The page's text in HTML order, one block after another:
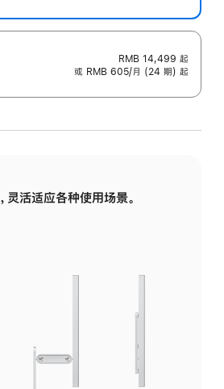
RMB 14,499 起
或 RMB 605/月 (24 期) 起
灵活适应各种使用场景。